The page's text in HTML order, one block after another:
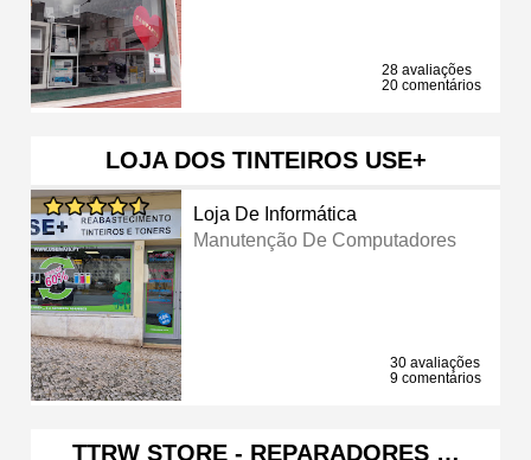
28 avaliações
20 comentários
LOJA DOS TINTEIROS USE+
Loja De Informática
Manutenção De Computadores
30 avaliações
9 comentários
TTRW STORE - REPARADORES …